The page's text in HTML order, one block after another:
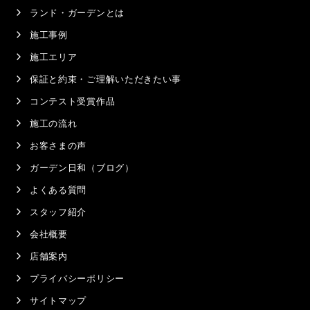
ランド・ガーデンとは
施工事例
施工エリア
保証と約束・ご理解いただきたい事
コンテスト受賞作品
施工の流れ
お客さまの声
ガーデン日和（ブログ）
よくある質問
スタッフ紹介
会社概要
店舗案内
プライバシーポリシー
サイトマップ